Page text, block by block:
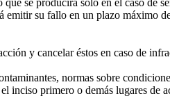
se producirá sólo en el caso de
su fallo en un plazo máximo
y cancelar éstos en caso de
normas sobre
inciso primero o demás lugares de